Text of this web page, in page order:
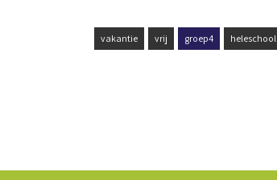
vakantie vrij groep4 heleschool